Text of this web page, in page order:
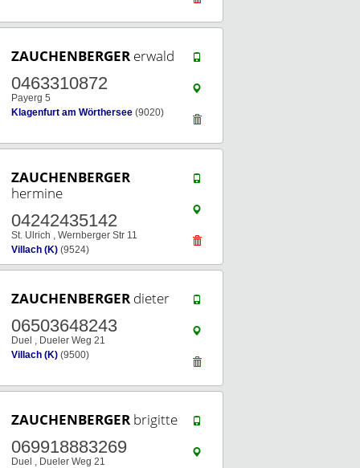
ZAUCHENBERGER erwald
0463310872
Payerg 5
Klagenfurt am Wörthersee (9020)
ZAUCHENBERGER
hermine
04242435142
St. Ulrich , Wernberger Str 11
Villach (K) (9524)
ZAUCHENBERGER dieter
06503648243
Duel , Dueler Weg 21
Villach (K) (9500)
ZAUCHENBERGER brigitte
069918883269
Duel , Dueler Weg 21